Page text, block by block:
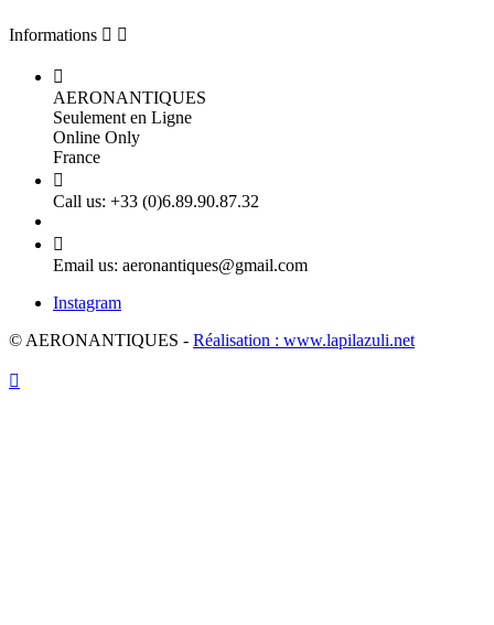
Informations  

AERONANTIQUES
Seulement en Ligne
Online Only
France

Call us: +33 (0)6.89.90.87.32

Email us: aeronantiques@gmail.com
Instagram
© AERONANTIQUES - Réalisation : www.lapilazuli.net
